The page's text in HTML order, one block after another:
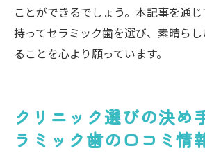
ことができるでしょう。本記事を通
持ってセラミック歯を選び、素晴ら
ることを心より願っています。
クリニック選びの決め
ラミック歯の口コミ情